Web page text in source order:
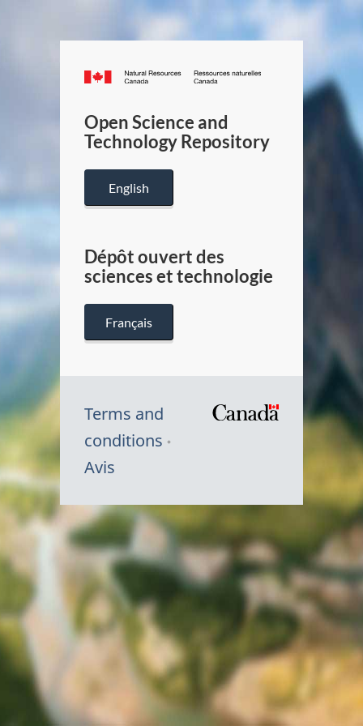
Canada.ca
/
Canada
Open Science and
Technology Repository
English
Dépôt ouvert des
sciences et technologie
Français
Terms and
conditions
Avis
Canada